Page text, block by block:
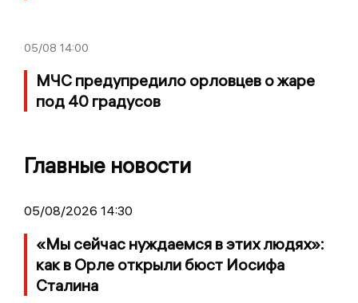
05/08 14:00
МЧС предупредило орловцев о жаре
под 40 градусов
Главные новости
05/08/2026 14:30
«Мы сейчас нуждаемся в этих людях»:
как в Орле открыли бюст Иосифа
Сталина